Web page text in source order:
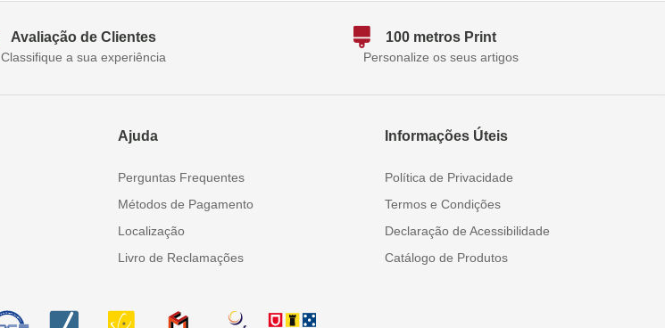
Avaliação de Clientes
Classifique a sua experiência
100 metros Print
Personalize os seus artigos
Ajuda
Perguntas Frequentes
Métodos de Pagamento
Localização
Livro de Reclamações
Informações Úteis
Política de Privacidade
Termos e Condições
Declaração de Acessibilidade
Catálogo de Produtos